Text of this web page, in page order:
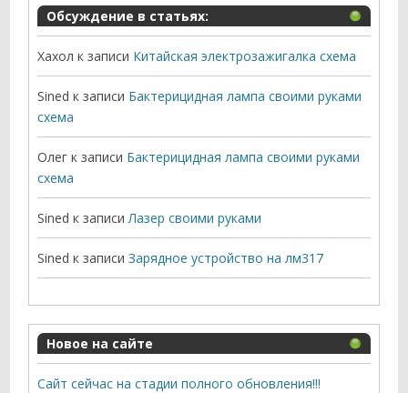
Обсуждение в статьях:
Хахол к записи Китайская электрозажигалка схема
Sined к записи Бактерицидная лампа своими руками
схема
Олег к записи Бактерицидная лампа своими руками
схема
Sined к записи Лазер своими руками
Sined к записиЗарядное устройство на лм317
Новое на сайте
Сайт сейчас на стадии полного обновления!!!